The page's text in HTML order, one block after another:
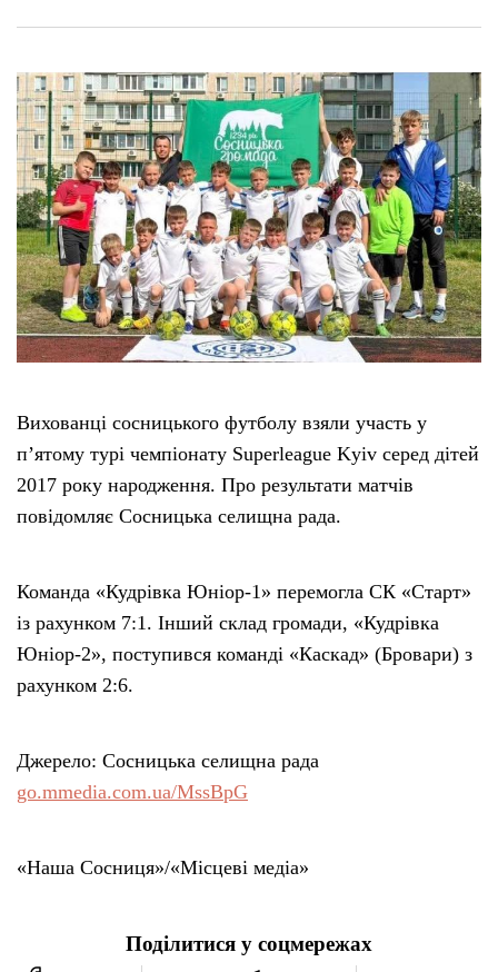
Вихованці сосницького футболу взяли участь у
п’ятому турі чемпіонату Superleague Kyiv серед дітей
2017 року народження. Про результати матчів
повідомляє Сосницька селищна рада.
Команда «Кудрівка Юніор-1» перемогла СК «Старт»
із рахунком 7:1. Інший склад громади, «Кудрівка
Юніор-2», поступився команді «Каскад» (Бровари) з
рахунком 2:6.
Джерело: Сосницька селищна рада
go.mmedia.com.ua/MssBpG
«Наша Сосниця»/«Місцеві медіа»
Поділитися у соцмережах